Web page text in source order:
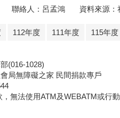
聯絡人：呂孟鴻 資料來源
112年度 111年度 115年度
(016-1028)
局無障礙之家 民間捐款專戶
無法使用ATM及WEBATM或行動